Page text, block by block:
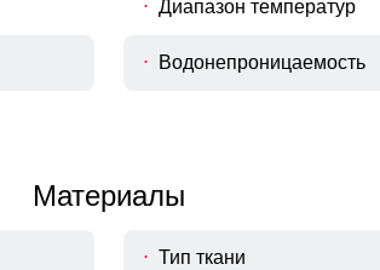
Диапазон температур
Водонепроницаемость
Материалы
Тип ткани